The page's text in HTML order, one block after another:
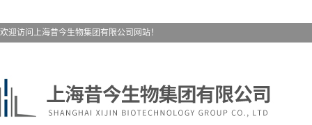
欢迎访问上海昔今生物集团有限公司网站！